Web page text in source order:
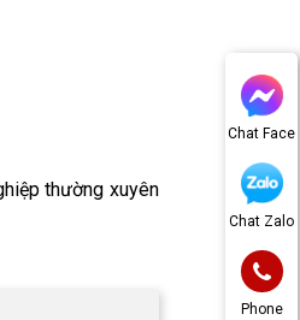
Chat Face
Chat Zalo
Phone
thường xuyên